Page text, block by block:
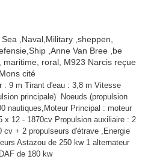
: 9 m Tirant d'eau : 3,8 m Vitesse
principale) Noeuds (propulsion
nautiques,Moteur Principal : moteur
x 12 - 1870cv Propulsion auxiliaire : 2
cv + 2 propulseurs d'étrave ,Energie
Astazou de 250 kw 1 alternateur
de 180 kw